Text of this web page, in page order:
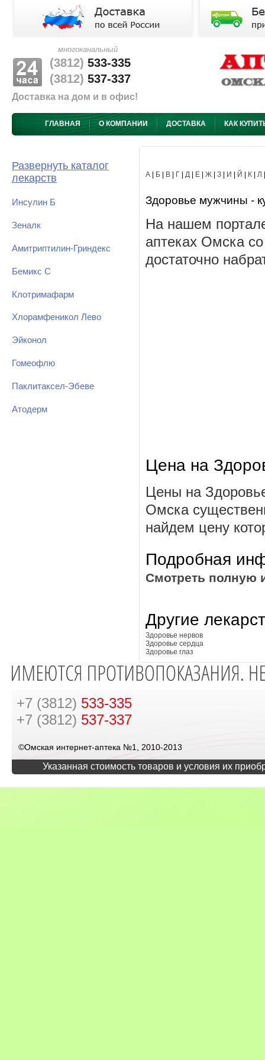
многоканальный
(3812) 533-335
(3812) 537-337
Доставка на дом и в офис!
ГЛАВНАЯ О КОМПАНИИ ДОСТАВКА КАК
Развернуть каталог
лекарств
Инсулин Б
Зеналк
Амитриптилин-Гриндекс
Бемикс С
Клотримафарм
Хлорамфеникол Лево
Эйконол
Гомеофлю
Паклитаксел-Эбеве
Атодерм
А Б В Г Д Е Ж З И Й К Л
Здоровье мужчины -
На нашем
аптеках Омска
достаточно
Цена на
Цены на
Омска
найдем цену
Подробная
Смотреть полную
Другие
Здоровье нервов
Здоровье сердца
Здоровье глаз
+7 (3812) 533-335
+7 (3812) 537-337
©Омская интернет-аптека №1, 2010-2013
Указанная стоимость товаров и условия их